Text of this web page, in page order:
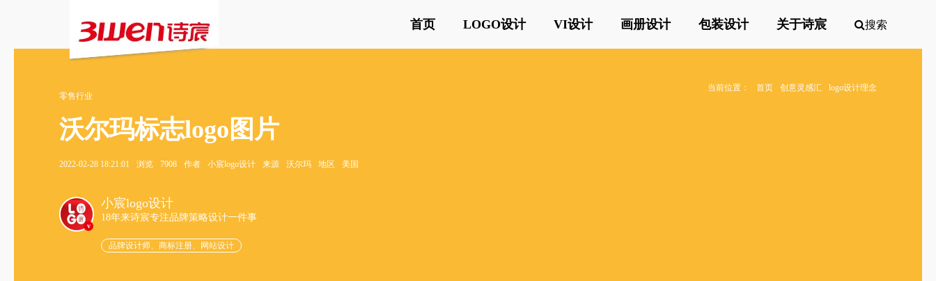
首页 LOGO设计 VI设计 画册设计 包装设计 关于诗宸 搜索
当前位置： 首页 创意灵感汇
logo设计理念
零售行业
沃尔玛标志logo图片
2022-02-28 18:21:01 浏览 7908 作者 小宸logo设计 来源 沃尔玛 地区 美国
v
小宸logo设计
18年来诗宸专注品牌策略设计一件事
品牌设计师、商标注册、网站设计